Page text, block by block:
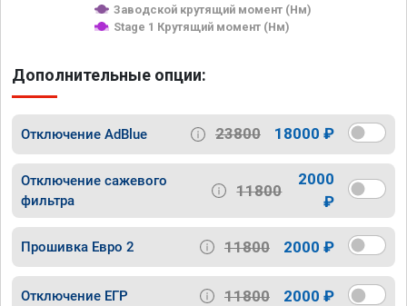
Заводской крутящий момент (Нм)
Stage 1 Крутящий момент (Нм)
Дополнительные опции:
Отключение AdBlue 23800 18000 ₽
Отключение сажевого
фильтра
11800
2000
₽
Прошивка Евро 2 11800 2000 ₽
Отключение ЕГР 11800 2000 ₽